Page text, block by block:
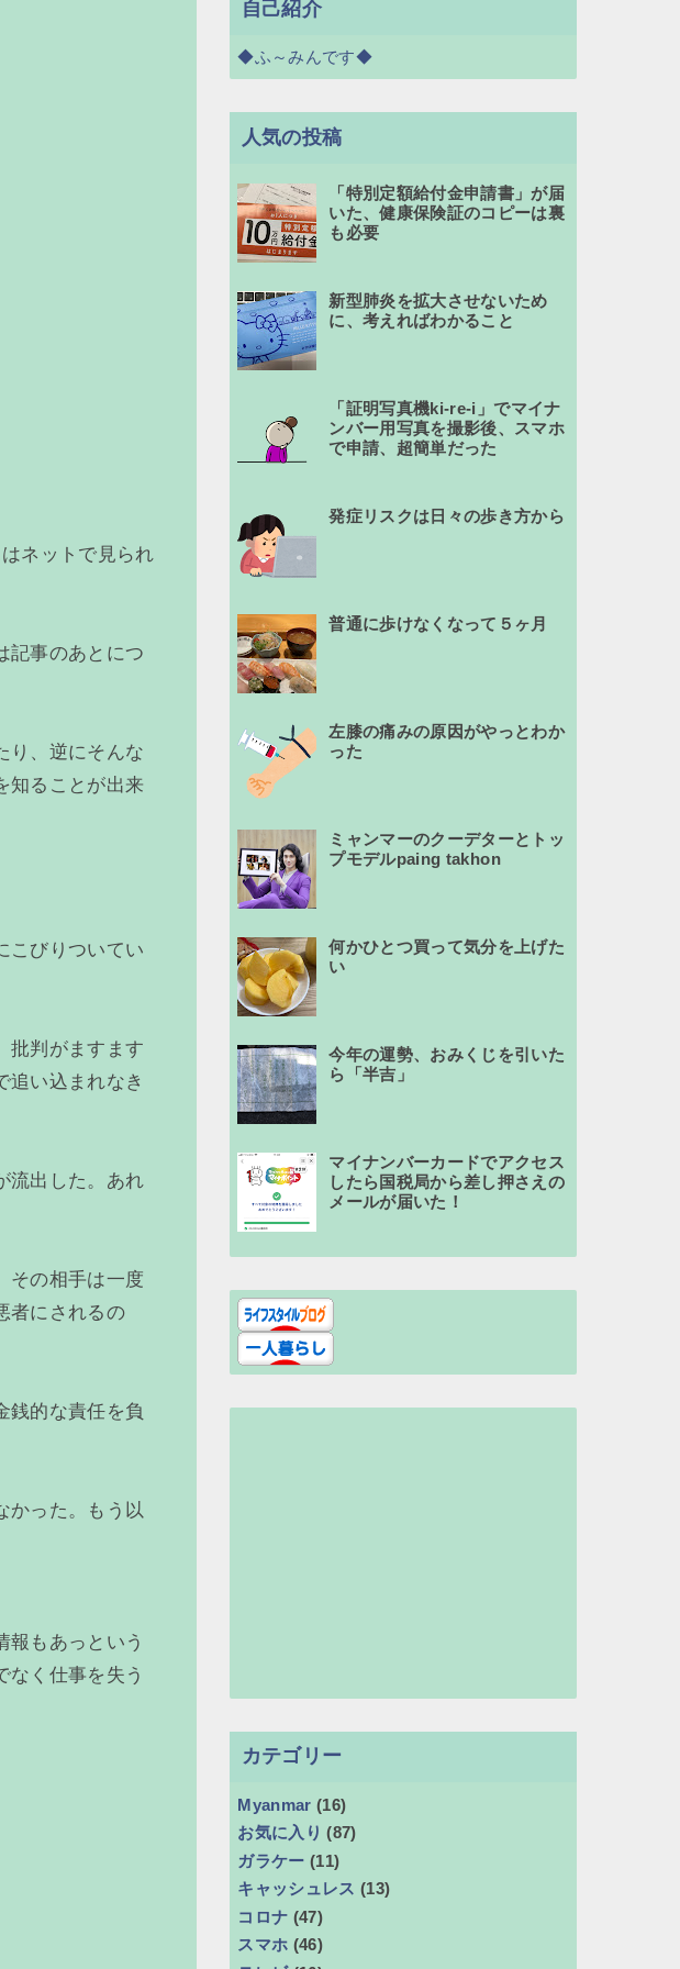
ネットで見られ
記事のあとにつ
り、逆にそんな
知ることが出来
こびりついてい
批判がますます
追い込まれなき
流出した。あれ
その相手は一度
者にされるの
銭的な責任を負
かった。もう以
報もあっという
なく仕事を失う
自己紹介
◆ふ～みんです◆
人気の投稿
「特別定額給付金申請書」が届
いた、健康保険証のコピーは裏
も必要
新型肺炎を拡大させないため
に、考えればわかること
「証明写真機ki-re-i」でマイナ
ンバー用写真を撮影後、スマホ
で申請、超簡単だった
発症リスクは日々の歩き方から
普通に歩けなくなって５ヶ月
左膝の痛みの原因がやっとわか
った
ミャンマーのクーデターとトッ
プモデルpaing takhon
何かひとつ買って気分を上げた
い
今年の運勢、おみくじを引いた
ら「半吉」
マイナンバーカードでアクセス
したら国税局から差し押さえの
メールが届いた！
カテゴリー
Myanmar (16)
お気に入り (87)
ガラケー (11)
キャッシュレス (13)
コロナ (47)
スマホ (46)